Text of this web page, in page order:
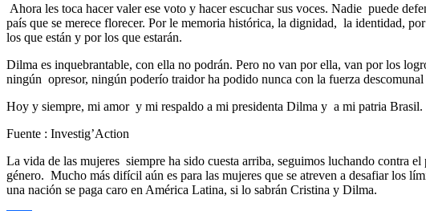
Ahora les toca hacer valer ese voto y hacer escuchar sus voces. Nadie puede
país que se merece florecer. Por le memoria histórica, la dignidad, la identidad,
los que están y por los que estarán.
Dilma es inquebrantable, con ella no podrán. Pero no van por ella, van por los
ningún opresor, ningún poderío traidor ha podido nunca con la fuerza
Hoy y siempre, mi amor y mi respaldo a mi presidenta Dilma y a mi patria Brasil.
Fuente : Investig’Action
La vida de las mujeres siempre ha sido cuesta arriba, seguimos luchando contra
género. Mucho más difícil aún es para las mujeres que se atreven a desafiar los
una nación se paga caro en América Latina, si lo sabrán Cristina y Dilma.